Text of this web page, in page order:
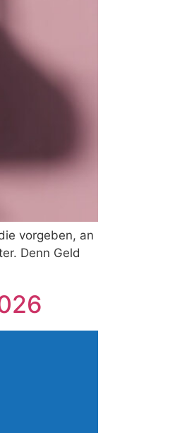
vorgeben, an
Denn Geld